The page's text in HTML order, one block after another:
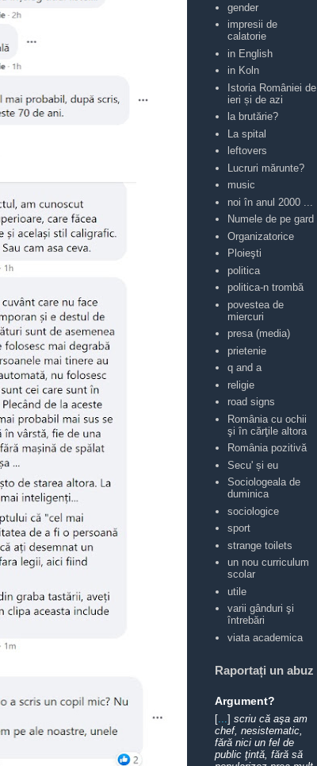
gender
impresii de
calatorie
in English
in Koln
Istoria României de
ieri și de azi
la brutărie?
La spital
leftovers
Lucruri mărunte?
music
noi în anul 2000 ...
Numele de pe gard
Organizatorice
Ploieşti
politica
politica-n trombă
povestea de
miercuri
presa (media)
prietenie
q and a
religie
road signs
România cu ochii
şi în cărţile altora
România pozitivă
Secu' și eu
Sociologeala de
duminica
sociologice
sport
strange toilets
un nou curriculum
scolar
utile
varii gânduri şi
întrebări
viata academica
Raportați un abuz
Argument?
[...] scriu că aşa am
chef, nesistematic,
fără nici un fel de
public ţintă, fără să